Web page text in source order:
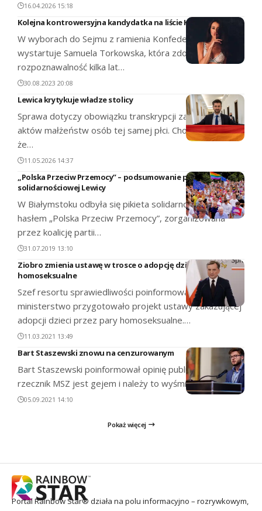
16.04.2026 15:18
Kolejna kontrowersyjna kandydatka na liście Konfederacji
W wyborach do Sejmu z ramienia Konfederacji
wystartuje Samuela Torkowska, która zdobyła
rozpoznawalność kilka lat…
30.08.2023 20:08
Lewica krytykuje władze stolicy
Sprawa dotyczy obowiązku transkrypcji zagranicznych
aktów małżeństw osób tej samej płci. Choć sąd uznał,
że…
11.05.2026 14:37
„Polska Przeciw Przemocy” – podsumowanie pikiety
solidarnościowej Lewicy
W Białymstoku odbyła się pikieta solidarnościowa pod
hasłem „Polska Przeciw Przemocy”, zorganizowana
przez koalicję partii…
31.07.2019 13:10
Ziobro zmienia ustawę w trosce o adopcję dzieci przez pary
homoseksualne
Szef resortu sprawiedliwości poinformował, że
ministerstwo przygotowało projekt ustawy zakazującej
adopcji dzieci przez pary homoseksualne.…
11.03.2021 13:49
Bart Staszewski znowu na cenzurowanym
Bart Staszewski poinformował opinię publiczną, że nowy
rzecznik MSZ jest gejem i należy to wyśmiewać.…
05.09.2021 14:10
Pokaż więcej
Portal Rainbow Star® działa na polu informacyjno – rozrywkowym,